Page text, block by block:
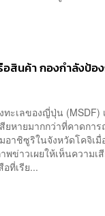
สินค้า กองกำลังป้อ
ะเลของญี่ปุ่น (MSDF)
ยหายมากกว่าที่คาดกา
าชิซูริในจังหวัดโคจิเ
าวเผยให้เห็นความเ
ที่เรีย...